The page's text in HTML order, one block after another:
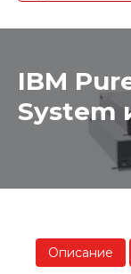
IBM
System
Описание